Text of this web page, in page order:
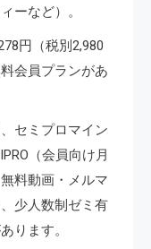
ーなど）。
円（税別2,980
会員プランがあ
セミプロマイン
（会員向け月
料動画・メルマ
少人数制ゼミ有
ります。